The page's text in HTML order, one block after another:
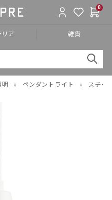
0
リア 雑貨
» ペンダントライト » スチー